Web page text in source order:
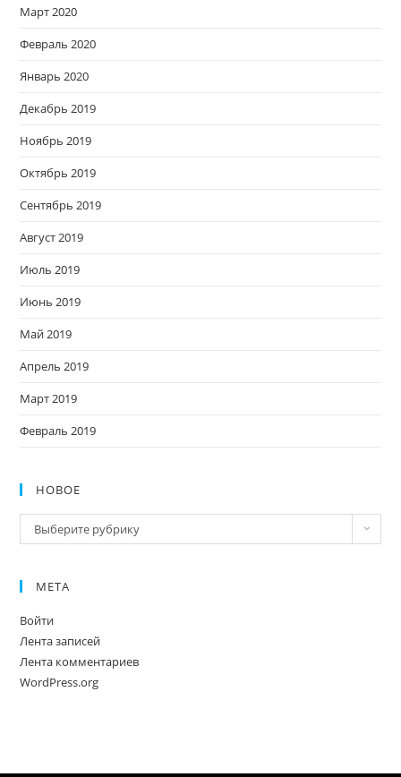
Март 2020
Февраль 2020
Январь 2020
Декабрь 2019
Ноябрь 2019
Октябрь 2019
Сентябрь 2019
Август 2019
Июль 2019
Июнь 2019
Май 2019
Апрель 2019
Март 2019
Февраль 2019
НОВОЕ
Новое
Выберите рубрику
МЕТА
Войти
Лента записей
Лента комментариев
WordPress.org